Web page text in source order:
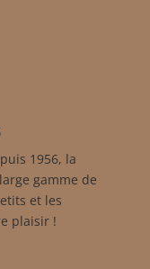
1956, la
gamme de
et les
plaisir !